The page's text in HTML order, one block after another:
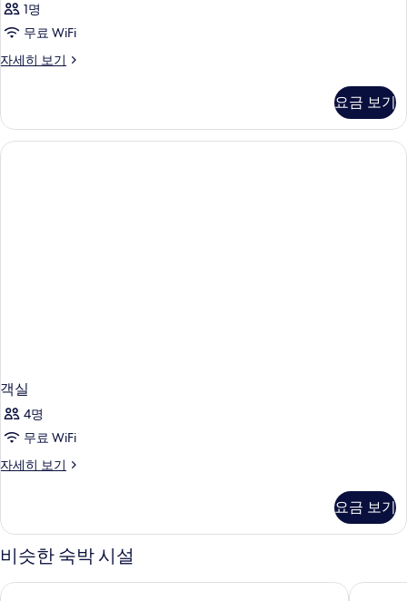
1명
무료 WiFi
자세히 보기
객
히
보
기
요금 보기
객실
4명
무료 WiFi
자세히 보기
객
히
보
기
요금 보기
비슷한 숙박 시설
호텔 아메리칸 팰리스 EUR OP 호텔